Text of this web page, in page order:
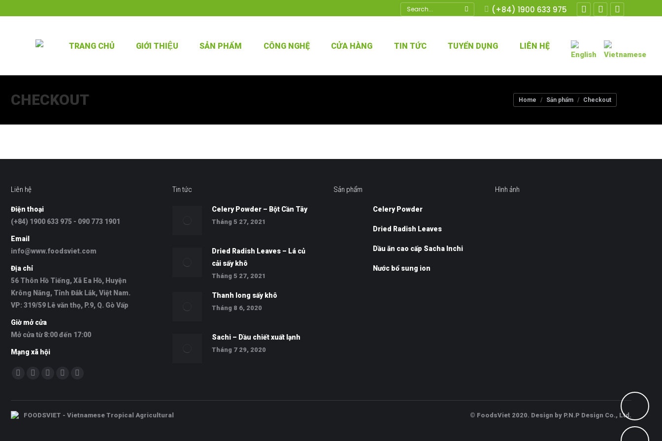
Search: (+84) 1900 633 975
Facebook
TwitterYouTube
TRANG CHỦ GIỚI THIỆU SẢN PHẨM CÔNG NGHỆ CỬA HÀNG TIN TỨC TUYỂN DỤNG LIÊN HỆ
CHECKOUT You are here:
Home Sản phẩm Checkout
Liên hệ
Điện thoại
(+84) 1900 633 975 - 090 773 1901
Email
info@www.foodsviet.com
Địa chỉ
56 Thôn Hồ Tiếng, Xã Ea Hồ, Huyện
Krông Năng, Tỉnh Đắk Lắk, Việt Nam.
VP: 319/59 Lê văn thọ, P.9, Q. Gò Vấp
Giờ mở cửa
Mở cửa từ 8:00 đến 17:00
Mạng xã hội
Find us on:
Tin tức
Celery Powder – Bột Cần Tây
Tháng 5 27, 2021
Dried Radish Leaves – Lá củ
cải sấy khô
Tháng 5 27, 2021
Thanh long sấy khô
Tháng 8 6, 2020
Sachi – Dầu chiết xuất lạnh
Tháng 7 29, 2020
Sản phẩm
Celery Powder
Dried Radish Leaves
Dầu ăn cao cấp Sacha Inchi
Nước bổ sung ion
Hình ảnh
FOODSVIET - Vietnamese Tropical Agricultural © FoodsViet 2020. Design by P.N.P Design Co., Ltd.